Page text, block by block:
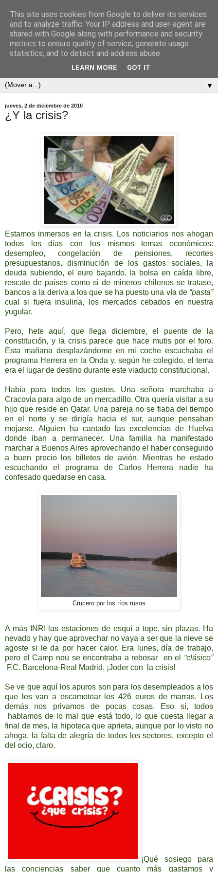
▼
jueves, 2 de diciembre de 2010
¿Y la crisis?
Estamos inmersos en la crisis. Los noticiarios nos ahogan
todos los días con los mismos temas económicos:
desempleo, congelación de pensiones, recortes
presupuestarios, disminución de los gastos sociales, la
deuda subiendo, el euro bajando, la bolsa en caída libre,
rescate de países como si de mineros chilenos se tratase,
bancos a la deriva a los que se ha puesto una vía de “pasta”
cual si fuera insulina, los mercados cebados en nuestra
yugular.
Pero, hete aquí, que llega diciembre, el puente de la
constitución, y la crisis parece que hace mutis por el foro.
Esta mañana desplazándome en mi coche escuchaba el
programa Herrera en la Onda y, según he colegido, el tema
era el lugar de destino durante este viaducto constitucional.
Había para todos los gustos. Una señora marchaba a
Cracovia para algo de un mercadillo. Otra quería visitar a su
hijo que reside en Qatar. Una pareja no se fiaba del tiempo
en el norte y se dirigía hacia el sur, aunque pensaban
mojarse. Alguien ha cantado las excelencias de Huelva
donde iban a permanecer. Una familia ha manifestado
marchar a Buenos Aires aprovechando el haber conseguido
a buen precio los billetes de avión. Mientras he estado
escuchando el programa de Carlos Herrera nadie ha
confesado quedarse en casa.
Crucero por los ríos rusos
A más INRI las estaciones de esquí a tope, sin plazas. Ha
nevado y hay que aprovechar no vaya a ser que la nieve se
agoste si le da por hacer calor. Era lunes, día de trabajo,
pero el Camp nou se encontraba a rebosar en el “clásico”
F.C. Barcelona-Real Madrid. ¡Joder con la crisis!
Se ve que aquí los apuros son para los desempleados a los
que les van a escamotear los 426 euros de marras. Los
demás nos privamos de pocas cosas. Eso sí, todos
hablamos de lo mal que está todo, lo que cuesta llegar a
final de mes, la hipoteca que aprieta, aunque por lo visto no
ahoga, la falta de alegría de todos los sectores, excepto el
del ocio, claro.
¡Qué sosiego para
las conciencias saber que cuanto más gastamos y
This site uses cookies from Google to deliver its services
and to analyze traffic. Your IP address and user-agent are
shared with Google along with performance and security
metrics to ensure quality of service, generate usage
statistics, and to detect and address abuse.
LEARN MORE GOT IT